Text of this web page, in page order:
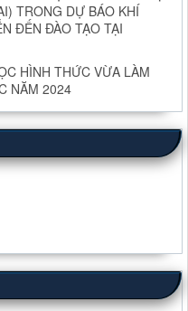
TRONG DỰ BÁO KHÍ
ĐẾN ĐÀO TẠO TẠI
HÌNH THỨC VỪA LÀM
NĂM 2024